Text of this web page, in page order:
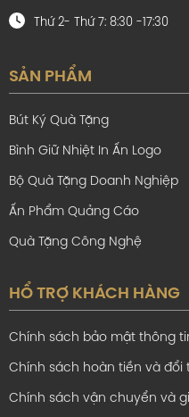
tượng của sự thành công
hơn rất nhiều.
cao cấp với chất lượng
lòng. Phương châm
Thứ 2- Thứ 7: 8:30 -17:30
SẢN PHẨM
Bút Ký Quà Tặng
Bình Giữ Nhiệt In Ấn Logo
Bộ Quà Tặng Doanh Nghiệp
Ấn Phẩm Quảng Cáo
Quà Tặng Công Nghệ
HỔ TRỢ KHÁCH HÀNG
Chính sách bảo mật thông
Chính sách hoàn tiền và đổi
Chính sách vận chuyển và